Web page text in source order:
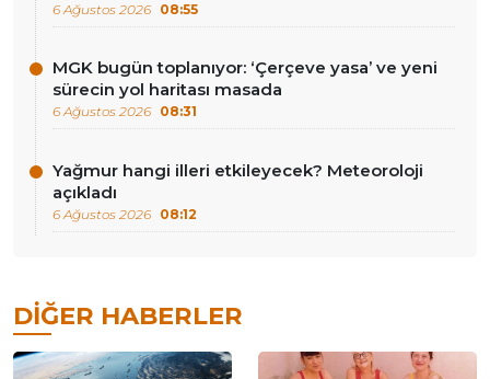
6 Ağustos 2026 08:55
MGK bugün toplanıyor: ‘Çerçeve yasa’ ve yeni
sürecin yol haritası masada
6 Ağustos 2026 08:31
Yağmur hangi illeri etkileyecek? Meteoroloji
açıkladı
6 Ağustos 2026 08:12
DIĞER HABERLER